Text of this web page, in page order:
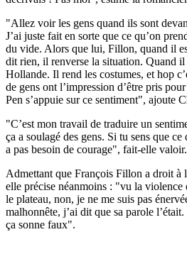
"Allez voir les gens quand ils sont
J’ai juste fait en sorte que ce qu’on
du vide. Alors que lui, Fillon, quand il
dit rien, il renverse la situation. Quand il
Hollande. Il rend les costumes, et hop
de gens ont l’impression d’être pris
Pen s’appuie sur ce sentiment", ajoute
"C’est mon travail de traduire un
ça a soulagé des gens. Si tu sens que
a pas besoin de courage", fait-elle valoir.
Admettant que François Fillon a droit à
elle précise néanmoins : "vu la violence
le plateau, non, je ne me suis pas
malhonnête, j’ai dit que sa parole
ça sonne faux".